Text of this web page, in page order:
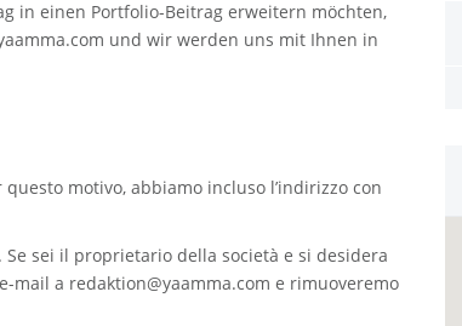
in einen Portfolio-Beitrag erweitern möchten,
und wir werden uns mit Ihnen in
motivo, abbiamo incluso l’indirizzo con
sei il proprietario della società e si desidera
mail a redaktion@yaamma.com e rimuoveremo